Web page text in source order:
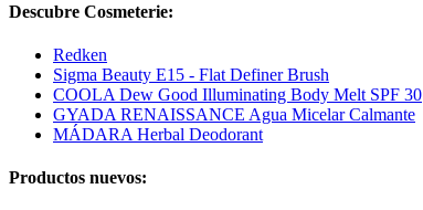
Descubre Cosmeterie:
Redken
Sigma Beauty E15 - Flat Definer Brush
COOLA Dew Good Illuminating Body Melt SPF 30
GYADA RENAISSANCE Agua Micelar Calmante
MÁDARA Herbal Deodorant
Productos nuevos: